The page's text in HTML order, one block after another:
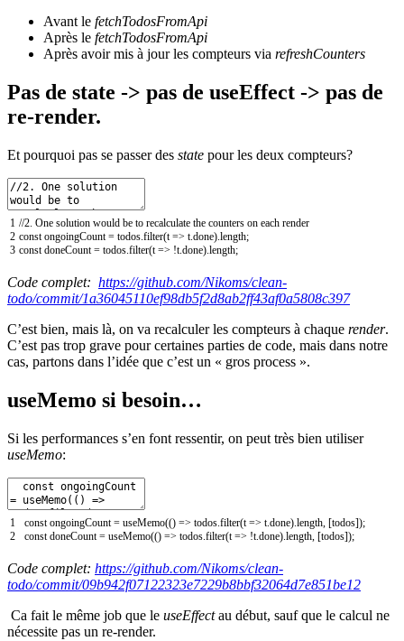
Avant le fetchTodosFromApi
Après le fetchTodosFromApi
Après avoir mis à jour les compteurs via refreshCounters
Pas de state -> pas de useEffect -> pas de
re-render.
Et pourquoi pas se passer des state pour les deux compteurs?
1
2
3
//2. One solution would be to recalculate the counters on each render
const ongoingCount = todos.filter(t => t.done).length;
const doneCount = todos.filter(t => !t.done).length;
Code complet: https://github.com/Nikoms/clean-
todo/commit/1a36045110ef98db5f2d8ab2ff43af0a5808c397
C’est bien, mais là, on va recalculer les compteurs à chaque render.
C’est pas trop grave pour certaines parties de code, mais dans notre
cas, partons dans l’idée que c’est un « gros process ».
useMemo si besoin…
Si les performances s’en font ressentir, on peut très bien utiliser
useMemo:
1
2
const ongoingCount = useMemo(() => todos.filter(t => t.done).length, [todos]);
const doneCount = useMemo(() => todos.filter(t => !t.done).length, [todos]);
Code complet: https://github.com/Nikoms/clean-
todo/commit/09b942f07122323e7229b8bbf32064d7e851be12
Ca fait le même job que le useEffectau début, sauf que le calcul ne
nécessite pas un re-render.